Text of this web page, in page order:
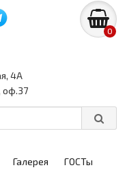
0
4А
оф.37
Галерея
ГОСТы